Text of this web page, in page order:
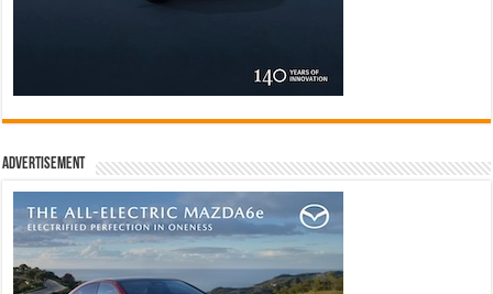
Advertisement